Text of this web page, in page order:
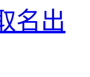
名出